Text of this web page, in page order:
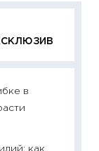
в
как